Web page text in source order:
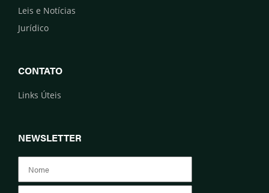
Leis e Notícias
Jurídico
CONTATO
Links Úteis
NEWSLETTER